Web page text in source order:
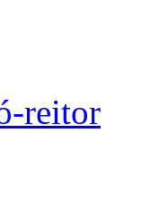
reitor